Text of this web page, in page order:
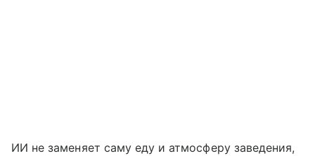
ИИ не заменяет саму еду и атмосферу заведения,